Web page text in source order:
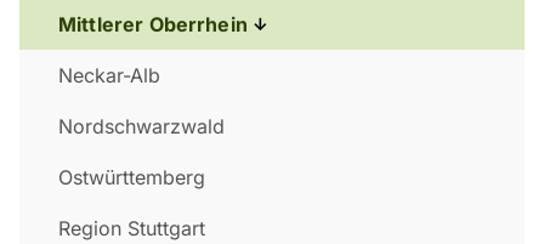
Mittlerer Oberrhein
Neckar-Alb
Nordschwarzwald
Ostwürttemberg
Region Stuttgart